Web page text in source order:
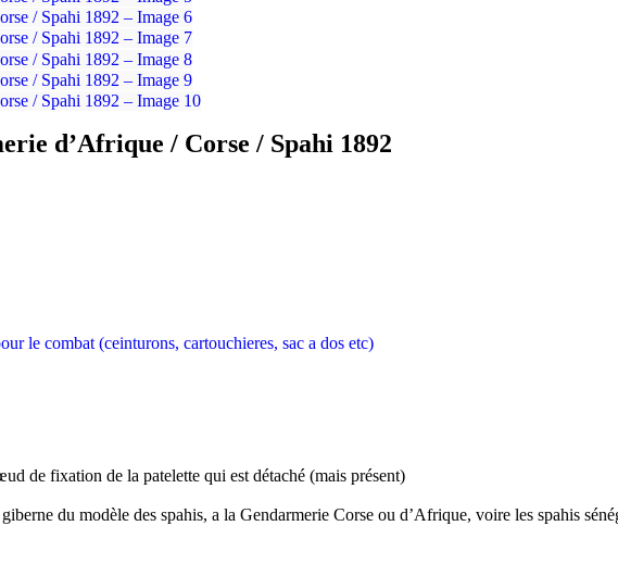
d’Afrique / Corse / Spahi 1892
le combat (ceinturons, cartouchieres, sac a dos etc)
de fixation de la patelette qui est détaché (mais présent)
du modèle des spahis, a la Gendarmerie Corse ou d’Afrique, voire les spahis